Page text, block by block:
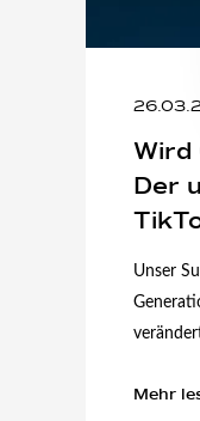
Wird
Der
Unser
Mehr